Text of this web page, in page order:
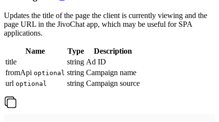
Updates the title of the page the client is currently viewing and the
page URL in the JivoChat app, which may be useful for SPA
applications.
Name Type
Description
title
string Ad ID
fromApi optional string Campaign name
url optional string Campaign source